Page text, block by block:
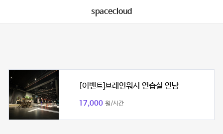
spacecloud
[이벤트]브레인워시 연습실 연남
17,000 원/시간